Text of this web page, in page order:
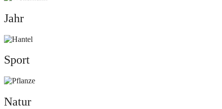
Jahr
Sport
Sport
Natur
Natur